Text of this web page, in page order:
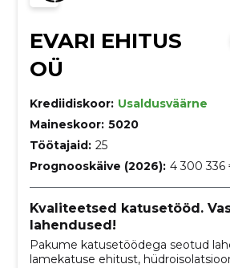
EVARI EHITUS
OÜ
Krediidiskoor: Usaldusväärne
Maineskoor: 5020
Töötajaid: 25
Prognooskäive (2026): 4 300 336
Kvaliteetsed katusetööd.
lahendused!
Pakume katusetöödega seotud
lamekatuse ehitust,